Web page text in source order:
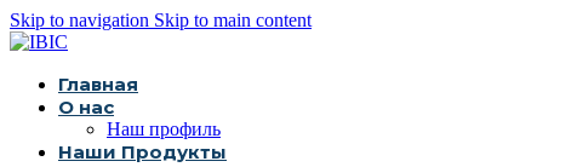
Skip to navigation Skip to main content
Главная
О нас
Наш профиль
Наши Продукты